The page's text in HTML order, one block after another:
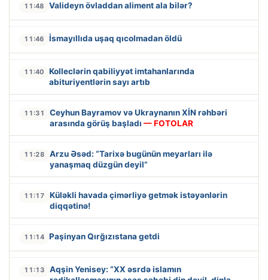
11:48 Valideyn övladdan aliment ala bilər?
11:46 İsmayıllıda uşaq qıcolmadan öldü
11:40
Kolleclərin qabiliyyət imtahanlarında
abituriyentlərin sayı artıb
11:31
Ceyhun Bayramov və Ukraynanın XİN rəhbəri
arasında görüş başladı — FOTOLAR
11:28
Arzu Əsəd: “Tarixə bugünün meyarları ilə
yanaşmaq düzgün deyil”
11:17
Küləkli havada çimərliyə getmək istəyənlərin
diqqətinə!
11:14 Paşinyan Qırğızıstana getdi
11:13
Aqşin Yenisey: “XX əsrdə islamın